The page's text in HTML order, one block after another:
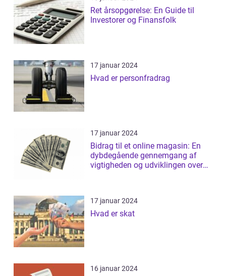
Ret årsopgørelse: En Guide til
Investorer og Finansfolk
17 januar 2024
Hvad er personfradrag
17 januar 2024
Bidrag til et online magasin: En
dybdegående gennemgang af
vigtigheden og udviklingen over
17 januar 2024
Hvad er skat
16 januar 2024